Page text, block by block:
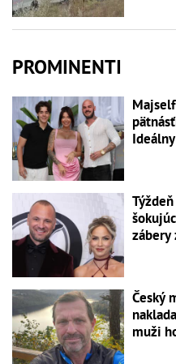
PROMINENTI
zábery
Český
muži